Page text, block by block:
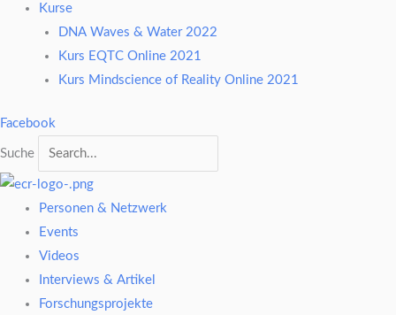
Kurse
DNA Waves & Water 2022
Kurs EQTC Online 2021
Kurs Mindscience of Reality Online 2021
Facebook
Suche
Personen & Netzwerk
Events
Videos
Interviews & Artikel
Forschungsprojekte